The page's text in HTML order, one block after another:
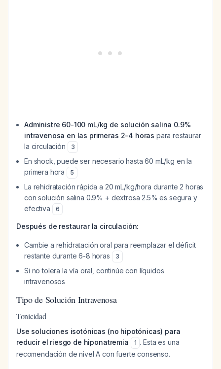
Administre 60-100 mL/kg de solución salina 0.9%
intravenosa en las primeras 2-4 horas para restaurar
la circulación
3
En shock, puede ser necesario hasta 60 mL/kg en la
primera hora
5
La rehidratación rápida a 20 mL/kg/hora durante 2 horas
con solución salina 0.9% + dextrosa 2.5% es segura y
efectiva
6
Después de restaurar la circulación:
Cambie a rehidratación oral para reemplazar el déficit
restante durante 6-8 horas
3
Si no tolera la vía oral, continúe con líquidos
intravenosos
Tipo de Solución Intravenosa
Tonicidad
Use soluciones isotónicas (no hipotónicas) para
reducir el riesgo de hiponatremia
1 . Esta es una
recomendación de nivel A con fuerte consenso.